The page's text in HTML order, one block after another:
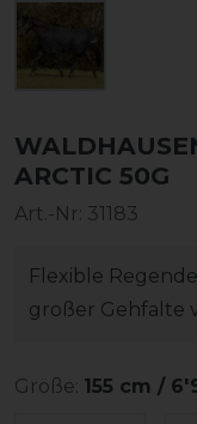
ARCTIC 50G
Art.-Nr: 31183
Flexible
großer Gehfalte
Größe: 155 cm /